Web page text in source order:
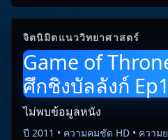
จิตนิมิตแนววิทยาศาสตร์
Game of
ศึกชิงบัลลังก์
ไม่พบข้อมูลหนัง
ปี 2011 • ความคมชัด HD • ความ